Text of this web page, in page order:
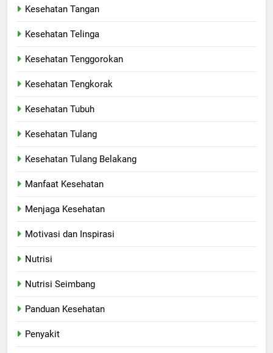
Kesehatan Tangan
Kesehatan Telinga
Kesehatan Tenggorokan
Kesehatan Tengkorak
Kesehatan Tubuh
Kesehatan Tulang
Kesehatan Tulang Belakang
Manfaat Kesehatan
Menjaga Kesehatan
Motivasi dan Inspirasi
Nutrisi
Nutrisi Seimbang
Panduan Kesehatan
Penyakit